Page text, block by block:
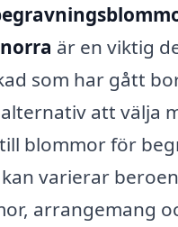
är en viktig
som har gått
att välja
blommor för
varierar
arrangemang